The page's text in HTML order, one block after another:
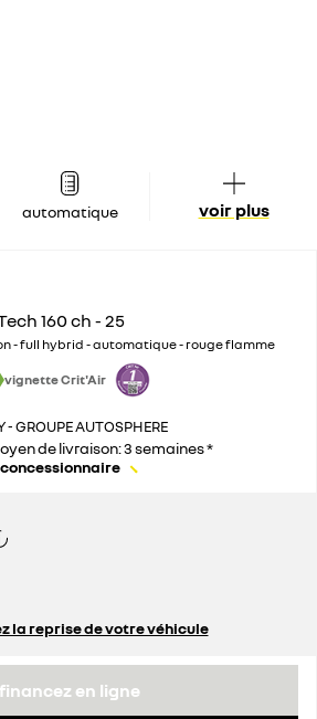
automatique voir plus
160 ch - 25
- full hybrid - automatique - rouge flamme
vignette Crit'Air
- GROUPE AUTOSPHERE
de livraison: 3 semaines *
la reprise de votre véhicule
financez en ligne